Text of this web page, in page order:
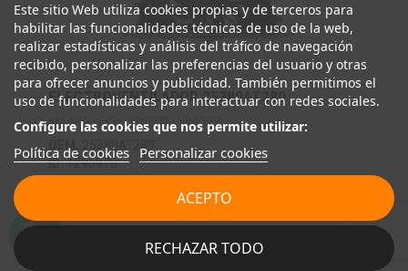
ELECTROVENTILADOR 25380AT280
KIA NIRO (SG2) HYBRID CONCEPT
OEM:
25380AT280
ID:1295978
Este sitio Web utiliza cookies propias y de terceros para
habilitar las funcionalidades técnicas de uso de la web,
realizar estadísticas y análisis del tráfico de navegación
recibido, personalizar las preferencias del usuario y otras
para ofrecer anuncios y publicidad. También permitimos el
uso de funcionalidades para interactuar con redes sociales.
Configure las cookies que nos permite utilizar:
Política de cookies Personalizar cookies
RECHAZAR TODO
ACEPTO